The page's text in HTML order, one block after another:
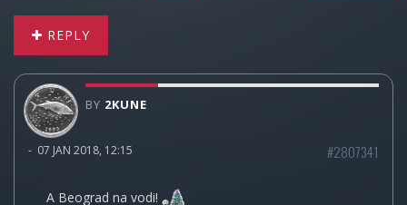
REPLY
BY 2KUNE
- 07 JAN 2018, 12:15 #2807341
A Beograd na vodi!